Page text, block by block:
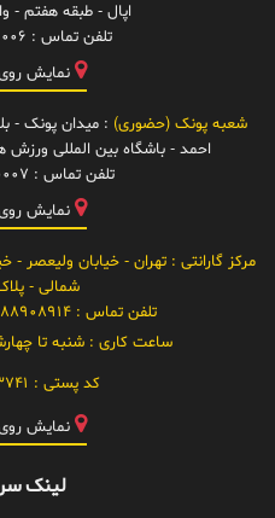
اپال - طبقه هفتم - واحد
تلفن تماس :
نمایش
شعبه پونک (حضوری) : میدان پونک -
احمد - باشگاه بین المللی
تلفن تماس :
نمایش
مرکز گارانتی : تهران - خیابان ولیعصر -
شمالی - پلاک
تلفن تماس :88908914 - 021-88612020
ساعت کاری :شنبه تا
کد پستی :
نمایش
لینک